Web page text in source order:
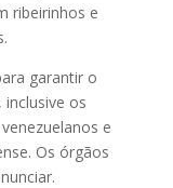
ribeirinhos e
garantir o
os
e
Os órgãos